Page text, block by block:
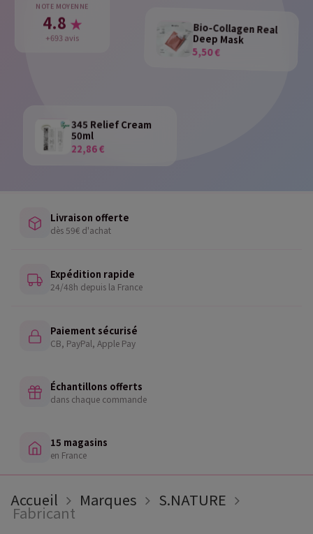
345 Relief Cream
50ml
22,86 €
Bio-Collagen Real
Deep Mask
5,50 €
NOTE MOYENNE
4.8 ★
+693 avis
Livraison offerte
dès 59€ d'achat
Expédition rapide
24/48h depuis la France
Paiement sécurisé
CB, PayPal, Apple Pay
Échantillons offerts
dans chaque commande
15 magasins
en France
Accueil Marques S.NATURE
Fabricant